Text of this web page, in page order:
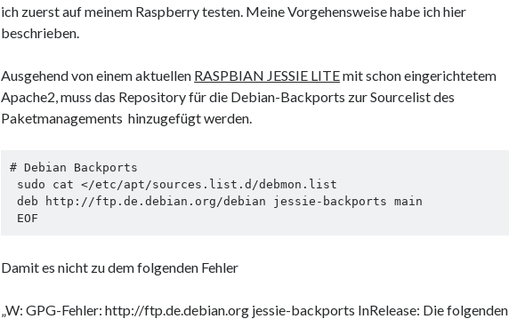
ich zuerst auf meinem Raspberry testen. Meine Vorgehensweise habe ich hier
beschrieben.
Ausgehend von einem aktuellen RASPBIAN JESSIE LITEmit schon eingerichtetem
Apache2, muss das Repository für die Debian-Backports zur Sourcelist des
Paketmanagements hinzugefügt werden.
# Debian Backports
EOF
Damit es nicht zu dem folgenden Fehler
„W: GPG-Fehler: http://ftp.de.debian.org jessie-backports InRelease: Die folgenden